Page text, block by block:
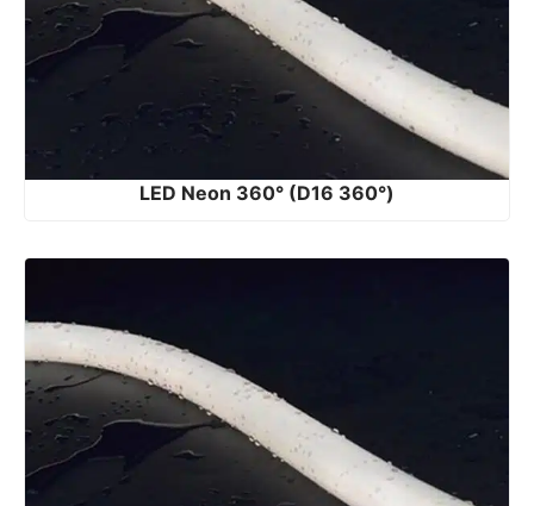
LED Neon 360° (D16 360°)